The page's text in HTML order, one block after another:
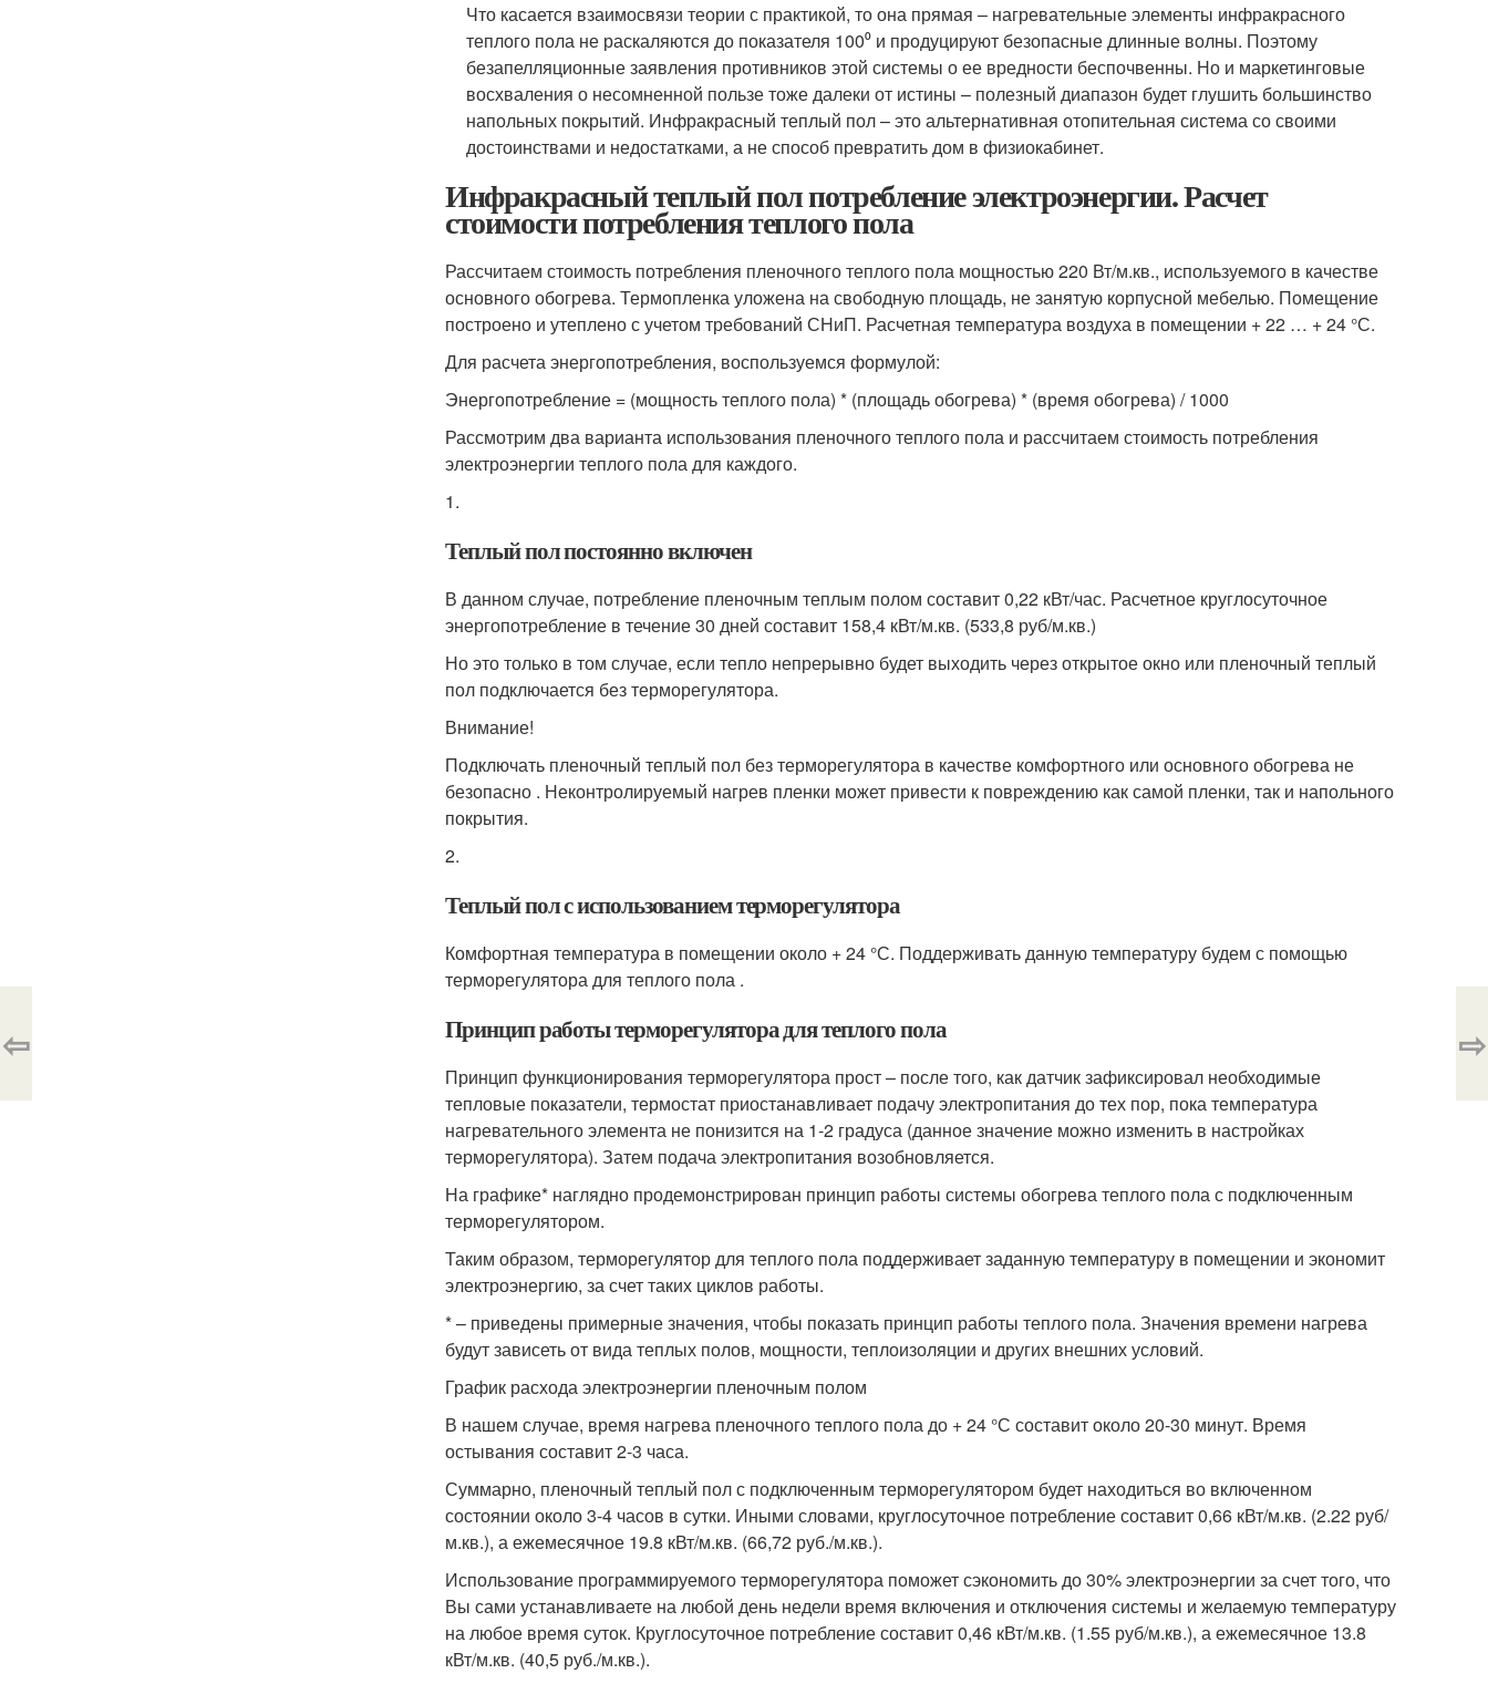
Что касается взаимосвязи теории с практикой, то она прямая – нагревательные элементы инфракрасного
теплого пола не раскаляются до показателя 100⁰ и продуцируют безопасные длинные волны. Поэтому
безапелляционные заявления противников этой системы о ее вредности беспочвенны. Но и маркетинговые
восхваления о несомненной пользе тоже далеки от истины – полезный диапазон будет глушить большинство
напольных покрытий. Инфракрасный теплый пол – это альтернативная отопительная система со своими
достоинствами и недостатками, а не способ превратить дом в физиокабинет.
Инфракрасный теплый пол потребление электроэнергии. Расчет
стоимости потребления теплого пола
Рассчитаем стоимость потребления пленочного теплого пола мощностью 220 Вт/м.кв., используемого в качестве
основного обогрева. Термопленка уложена на свободную площадь, не занятую корпусной мебелью. Помещение
построено и утеплено с учетом требований СНиП. Расчетная температура воздуха в помещении + 22 … + 24 °С.
Для расчета энергопотребления, воспользуемся формулой:
Энергопотребление = (мощность теплого пола) * (площадь обогрева) * (время обогрева) / 1000
Рассмотрим два варианта использования пленочного теплого пола и рассчитаем стоимость потребления
электроэнергии теплого пола для каждого.
1.
Теплый пол постоянно включен
В данном случае, потребление пленочным теплым полом составит 0,22 кВт/час. Расчетное круглосуточное
энергопотребление в течение 30 дней составит 158,4 кВт/м.кв. (533,8 руб/м.кв.)
Но это только в том случае, если тепло непрерывно будет выходить через открытое окно или пленочный теплый
пол подключается без терморегулятора.
Внимание!
Подключать пленочный теплый пол без терморегулятора в качестве комфортного или основного обогрева не
безопасно . Неконтролируемый нагрев пленки может привести к повреждению как самой пленки, так и напольного
покрытия.
2.
Теплый пол с использованием терморегулятора
Комфортная температура в помещении около + 24 °С. Поддерживать данную температуру будем с помощью
терморегулятора для теплого пола .
Принцип работы терморегулятора для теплого пола
Принцип функционирования терморегулятора прост – после того, как датчик зафиксировал необходимые
тепловые показатели, термостат приостанавливает подачу электропитания до тех пор, пока температура
нагревательного элемента не понизится на 1-2 градуса (данное значение можно изменить в настройках
терморегулятора). Затем подача электропитания возобновляется.
На графике* наглядно продемонстрирован принцип работы системы обогрева теплого пола с подключенным
терморегулятором.
Таким образом, терморегулятор для теплого пола поддерживает заданную температуру в помещении и экономит
электроэнергию, за счет таких циклов работы.
* – приведены примерные значения, чтобы показать принцип работы теплого пола. Значения времени нагрева
будут зависеть от вида теплых полов, мощности, теплоизоляции и других внешних условий.
График расхода электроэнергии пленочным полом
В нашем случае, время нагрева пленочного теплого пола до + 24 °С составит около 20-30 минут. Время
остывания составит 2-3 часа.
Суммарно, пленочный теплый пол с подключенным терморегулятором будет находиться во включенном
состоянии около 3-4 часов в сутки. Иными словами, круглосуточное потребление составит 0,66 кВт/м.кв. (2.22 руб/
м.кв.), а ежемесячное 19.8 кВт/м.кв. (66,72 руб./м.кв.).
Использование программируемого терморегулятора поможет сэкономить до 30% электроэнергии за счет того, что
Вы сами устанавливаете на любой день недели время включения и отключения системы и желаемую температуру
на любое время суток. Круглосуточное потребление составит 0,46 кВт/м.кв. (1.55 руб/м.кв.), а ежемесячное 13.8
кВт/м.кв. (40,5 руб./м.кв.).
⇦ ⇨